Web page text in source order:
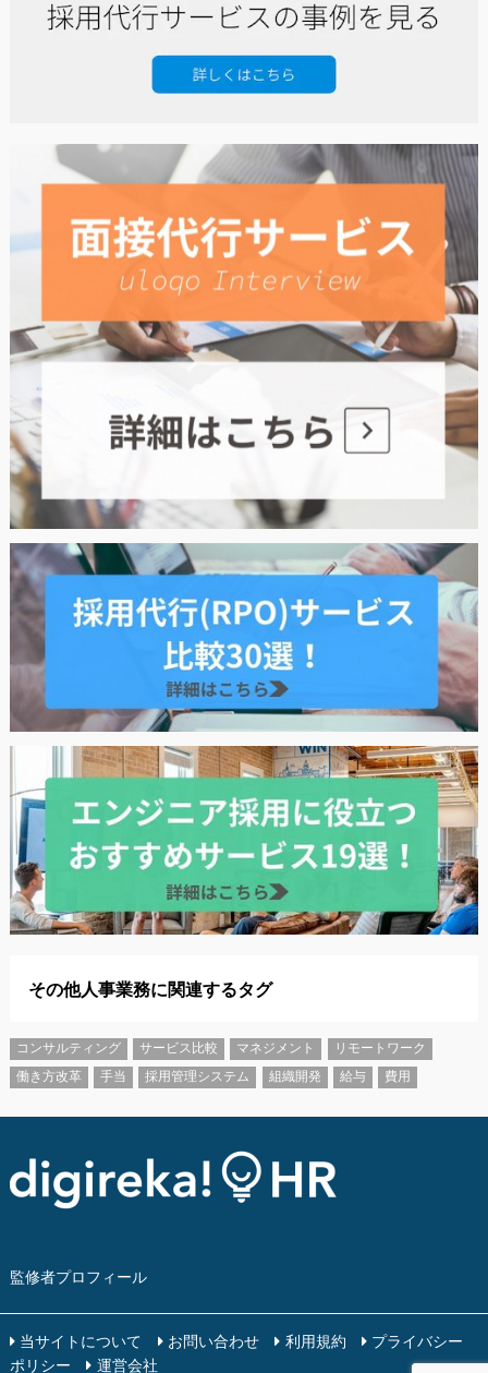
その他人事業務に関連するタグ
コンサルティング サービス比較 マネジメント リモートワーク
働き方改革 手当 採用管理システム 組織開発 給与 費用
監修者プロフィール
当サイトについて お問い合わせ 利用規約
プライバシー
ポリシー
運営会社